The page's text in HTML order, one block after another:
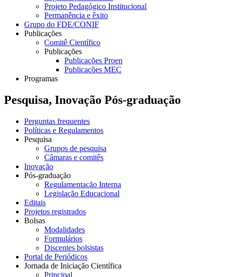
Projeto Pedagógico Institucional
Permanência e êxito
Grupo do FDE/CONIF
Publicações
Comitê Científico
Publicações
Publicações Proen
Publicações MEC
Programas
Pesquisa, Inovação Pós-graduação
Perguntas frequentes
Políticas e Regulamentos
Pesquisa
Grupos de pesquisa
Câmaras e comitês
Inovação
Pós-graduação
Regulamentação Interna
Legislação Educacional
Editais
Projetos registrados
Bolsas
Modalidades
Formulários
Discentes bolsistas
Portal de Periódicos
Jornada de Iniciação Científica
Principal